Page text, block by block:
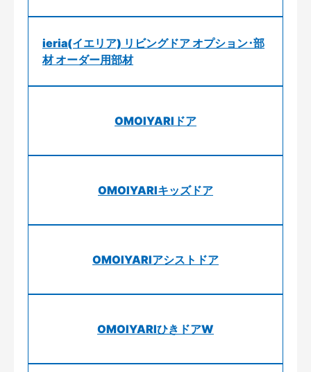
ieria(イエリア) リビングドア オプション･部
材 オーダー用部材
OMOIYARIドア
OMOIYARIキッズドア
OMOIYARIアシストドア
OMOIYARIひきドアW